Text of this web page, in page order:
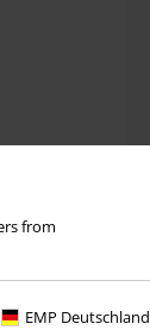
from
EMP Deutschland